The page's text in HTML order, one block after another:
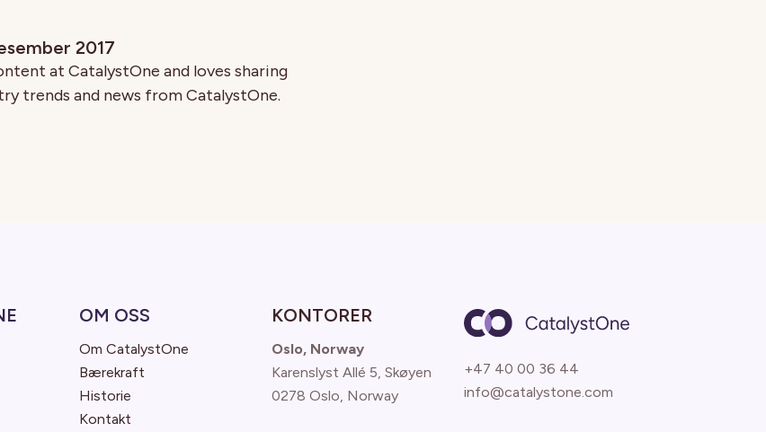
2017
at CatalystOne and loves sharing
trends and news from CatalystOne.
OM OSS
Om CatalystOne
Bærekraft
Historie
Kontakt
KONTORER
Oslo, Norway
Karenslyst Allé 5, Skøyen
0278 Oslo, Norway
+47 40 00 36 44
info@catalystone.com